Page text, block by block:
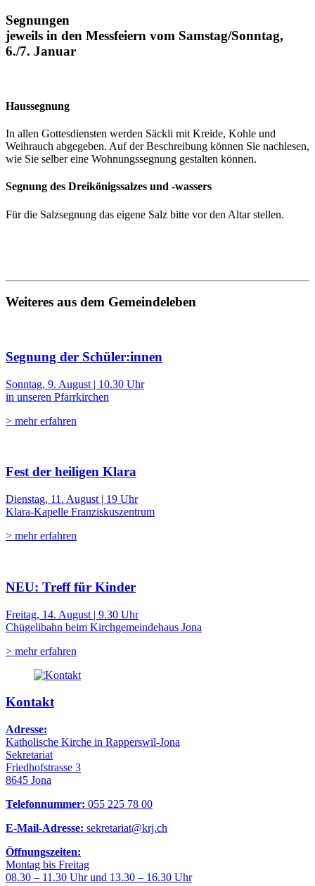
Segnungen
jeweils in den Messfeiern vom Samstag/Sonntag,
6./7. Januar
Haussegnung
In allen Gottesdiensten werden Säckli mit Kreide, Kohle und
Weihrauch abgegeben. Auf der Beschreibung können Sie nachlesen,
wie Sie selber eine Wohnungssegnung gestalten können.
Segnung des Dreikönigssalzes und -wassers
Für die Salzsegnung das eigene Salz bitte vor den Altar stellen.
Weiteres aus dem Gemeindeleben
Segnung der Schüler:innen
Sonntag, 9. August | 10.30 Uhr
in unseren Pfarrkirchen
> mehr erfahren
Fest der heiligen Klara
Dienstag, 11. August | 19 Uhr
Klara-Kapelle Franziskuszentrum
> mehr erfahren
NEU: Treff für Kinder
Freitag, 14. August | 9.30 Uhr
Chügelibahn beim Kirchgemeindehaus Jona
> mehr erfahren
Kontakt
Adresse:
Katholische Kirche in Rapperswil-Jona
Sekretariat
Friedhofstrasse 3
8645 Jona
Telefonnummer: 055 225 78 00
E-Mail-Adresse: sekretariat@krj.ch
Öffnungszeiten:
Montag bis Freitag
08.30 – 11.30 Uhr und 13.30 – 16.30 Uhr